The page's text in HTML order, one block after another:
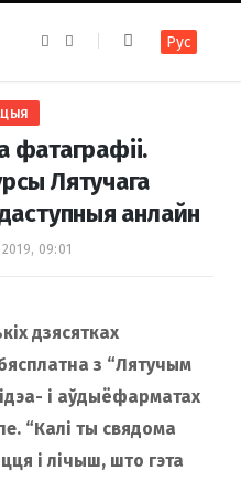
e
k
t
a
m
Рус
фатаграфіі.
Лятучага
анлайн
09:01
дзясятках
з “Лятучым
і аўдыёфарматах
“Калі ты свядома
і лічыш, што гэта